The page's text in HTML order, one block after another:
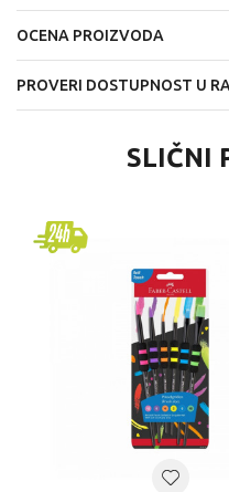
OCENA PROIZVODA
PROVERI DOSTUPNOST U
SLIČNI